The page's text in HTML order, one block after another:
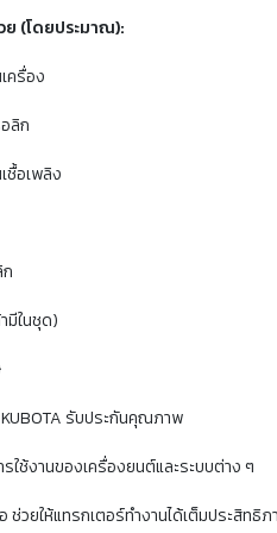
(โดยประมาณ):
ครื่อง
ลิก
ชื้อเพลิง
มีในชุด)
KUBOTA รับประกันคุณภาพ
ใช้งานของเครื่องยนต์และระบบต่าง ๆ
ช่วยให้แทรกเตอร์ทำงานได้เต็มประสิทธิ